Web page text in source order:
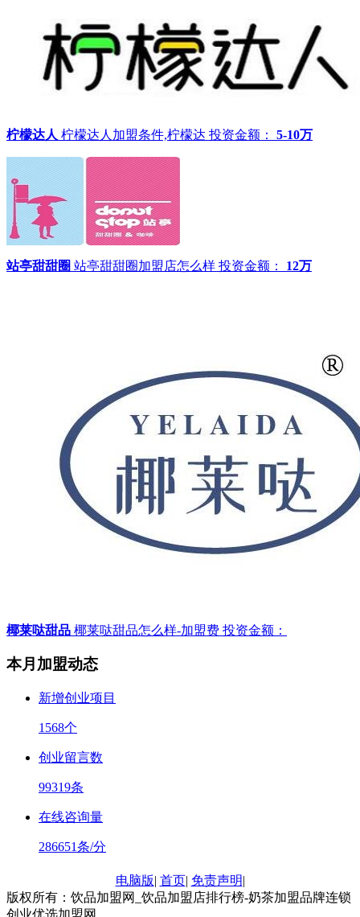
柠檬达人 柠檬达人加盟条件,柠檬达 投资金额： 5-10万
站亭甜甜圈 站亭甜甜圈加盟店怎么样 投资金额： 12万
椰莱哒甜品 椰莱哒甜品怎么样-加盟费 投资金额：
本月加盟动态
新增创业项目
1568个
创业留言数
99319条
在线咨询量
286651条/分
电脑版| 首页| 免责声明|
版权所有：饮品加盟网_饮品加盟店排行榜-奶茶加盟品牌连锁
创业优选加盟网